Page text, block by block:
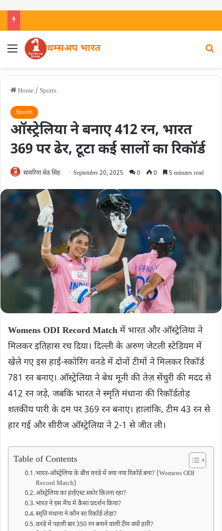
थम्सअप भारत
Home / Sports
Sports
ऑस्ट्रेलिया ने बनाए 412 रन, भारत
369 पर ढेर, टूटा कई सालों का रिकॉर्ड
सांवरिया सेठ सिंह September 20, 2025 0 0 5 minutes read
Womens ODI Record Match में भारत और ऑस्ट्रेलिया ने
मिलकर इतिहास रच दिया। दिल्ली के अरुण जेटली स्टेडियम में
खेले गए इस हाई-स्कोरिंग वनडे में दोनों टीमों ने मिलकर रिकॉर्ड
781 रन बनाए। ऑस्ट्रेलिया ने बेथ मूनी की तेज़ सेंचुरी की मदद से
412 रन जड़े, जबकि भारत ने स्मृति मंधाना की रिकॉर्डतोड़
शतकीय पारी के दम पर 369 रन बनाए। हालांकि, टीम 43 रन से
हार गई और सीरीज ऑस्ट्रेलिया ने 2-1 से जीत ली।
Table of Contents
भारत-ऑस्ट्रेलिया के बीच वनडे में क्या नया रिकॉर्ड बना? (Womens ODI
Record Match)
ऑस्ट्रेलिया का हाईएस्ट स्कोर कितना रहा?
भारत ने इस मैच में कैसा प्रदर्शन किया?
स्मृति मंधाना ने कौन सा रिकॉर्ड तोड़ा?
वनडे में पहली बार 350 रन बनाने वाली टीम क्यों हारी?